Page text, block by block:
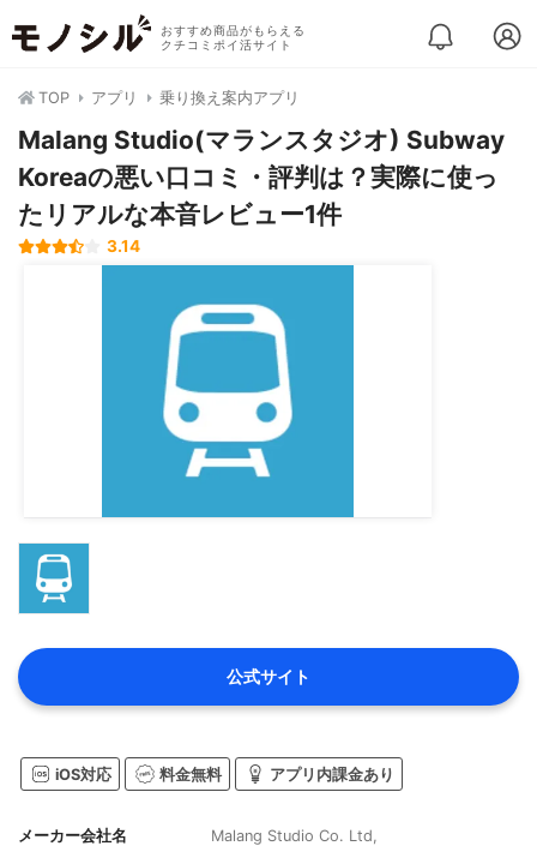
おすすめ商品がもらえる
クチコミポイ活サイト
TOP アプリ 乗り換え案内アプリ
Malang Studio(マランスタジオ) Subway
Koreaの悪い口コミ・評判は？実際に使っ
たリアルな本音レビュー1件
3.14
公式サイト
iOS対応 料金無料 アプリ内課金あり
メーカー会社名
Malang Studio Co. Ltd,